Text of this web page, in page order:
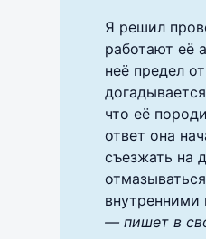
Я решил
работают её
неё предел
что её
ответ она
съезжать на
внутренними
— пишет в